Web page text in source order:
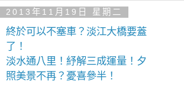
2013年11月19日 星期二
終於可以不塞車？淡江大橋要蓋
了！
淡水通八里！紓解三成運量！夕
照美景不再？憂喜參半！